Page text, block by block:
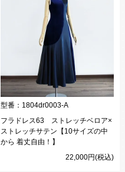
型番： 1804dr0003-A
フラドレス63 ストレッチベロア×
ストレッチサテン【10サイズの中
から 着丈自由！】
22,000円(税込)